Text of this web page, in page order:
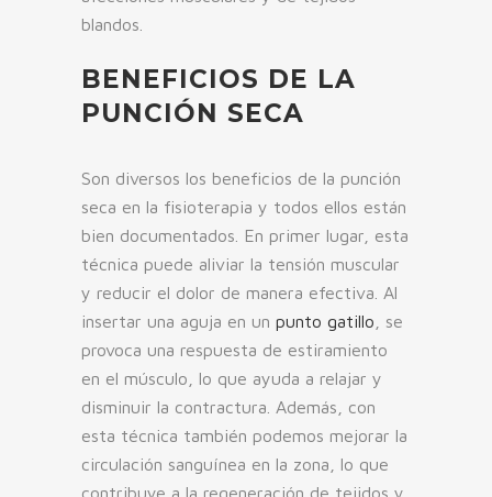
blandos.
BENEFICIOS DE LA
PUNCIÓN SECA
Son diversos los beneficios de la punción
seca en la fisioterapia y todos ellos están
bien documentados. En primer lugar, esta
técnica puede aliviar la tensión muscular
y reducir el dolor de manera efectiva. Al
insertar una aguja en un punto gatillo , se
provoca una respuesta de estiramiento
en el músculo, lo que ayuda a relajar y
disminuir la contractura. Además, con
esta técnica también podemos mejorar la
circulación sanguínea en la zona, lo que
contribuye a la regeneración de tejidos y